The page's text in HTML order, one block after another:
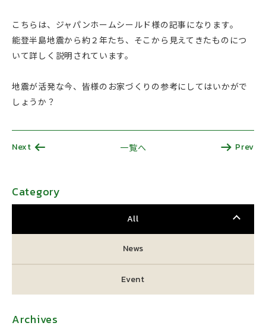
こちらは、ジャパンホームシールド様の記事になります。
能登半島地震から約２年たち、そこから見えてきたものにつ
いて詳しく説明されています。
地震が活発な今、皆様のお家づくりの参考にしてはいかがで
しょうか？
Next 一覧へ Prev
Category
All
News
Event
Archives